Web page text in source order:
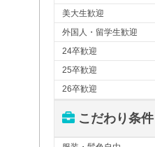
美大生歓迎
外国人・留学生歓迎
24卒歓迎
25卒歓迎
26卒歓迎
こだわり条件